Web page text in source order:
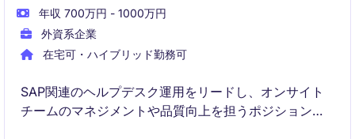
年収 700万円 - 1000万円
外資系企業
在宅可・ハイブリッド勤務可
SAP関連のヘルプデスク運用をリードし、オンサイト
チームのマネジメントや品質向上を担うポジションで